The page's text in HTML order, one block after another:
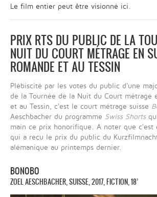
Le film entier peut être visionné ici
PRIX RTS DU PUBLIC DE LA
NUIT DU COURT MÉTRAGE EN
ROMANDE ET AU TESSIN
Plébiscité par les votes du public d'une
de la Tournée de la Nuit du Court métrage
et au Tessin, c'est le court métrage suisse
Aeschbacher du programme Swiss Shorts
main ce prix honorifique. A noter que c'est
qui a reçu le prix du public du
alémanique au printemps dernier.
BONOBO
ZOEL AESCHBACHER, SUISSE, 2017, FICTION, 18’